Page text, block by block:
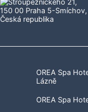
OREA Spa
Lázně
OREA Spa